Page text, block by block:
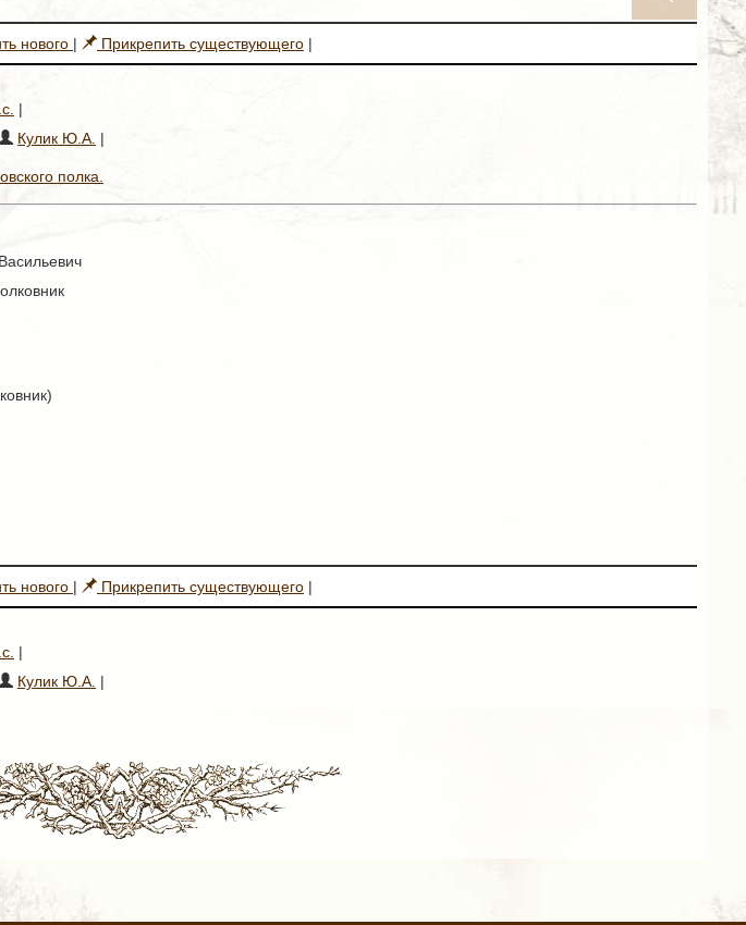
нового | Прикрепить существующего |
|
Кулик Ю.А. |
полка.
нового | Прикрепить существующего |
|
Кулик Ю.А. |